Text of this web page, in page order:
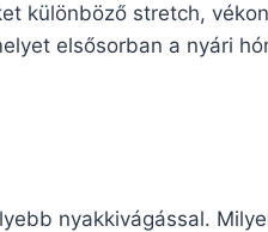
különböző stretch,
elsősorban a nyári
nyakkivágással.